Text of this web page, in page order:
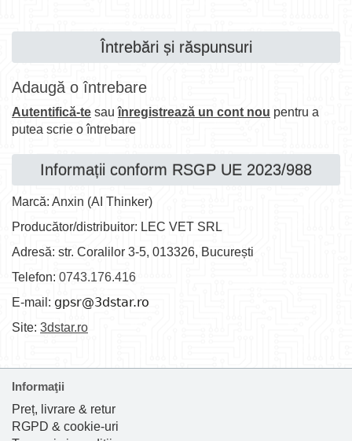
Întrebări și răspunsuri
Adaugă o întrebare
Autentifică-te sauînregistrează un cont nou pentru a
putea scrie o întrebare
Informații conform RSGP UE 2023/988
Marcă: Anxin (AI Thinker)
Producător/distribuitor: LEC VET SRL
Adresă: str. Coralilor 3-5, 013326, București
Telefon: 0743.176.416
E-mail:
Site: 3dstar.ro
Informaţii
Preț, livrare & retur
RGPD & cookie-uri